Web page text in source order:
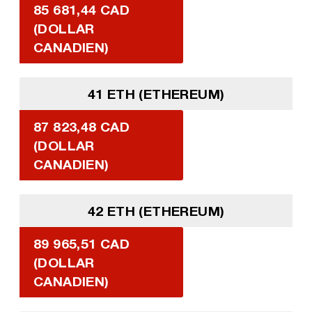
85 681,44 CAD
(DOLLAR
CANADIEN)
41 ETH (ETHEREUM)
87 823,48 CAD
(DOLLAR
CANADIEN)
42 ETH (ETHEREUM)
89 965,51 CAD
(DOLLAR
CANADIEN)